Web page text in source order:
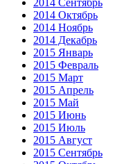
2014 Сентябрь
2014 Октябрь
2014 Ноябрь
2014 Декабрь
2015 Январь
2015 Февраль
2015 Март
2015 Апрель
2015 Май
2015 Июнь
2015 Июль
2015 Август
2015 Сентябрь